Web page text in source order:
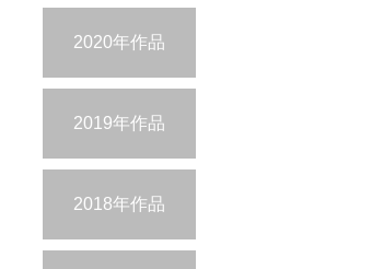
2020年作品
2019年作品
2018年作品